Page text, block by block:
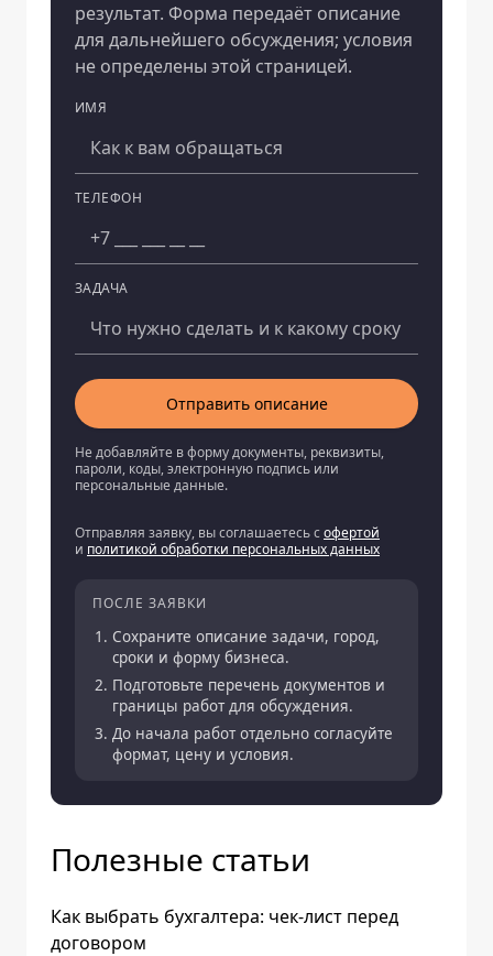
результат. Форма передаёт описание
для дальнейшего обсуждения; условия
не определены этой страницей.
ИМЯ
ТЕЛЕФОН
ЗАДАЧА
Компания
Отправить описание
Не добавляйте в форму документы, реквизиты,
пароли, коды, электронную подпись или
персональные данные.
Отправляя заявку, вы соглашаетесь софертой
и политикой обработки персональных данных
ПОСЛЕ ЗАЯВКИ
Сохраните описание задачи, город,
сроки и форму бизнеса.
Подготовьте перечень документов и
границы работ для обсуждения.
До начала работ отдельно согласуйте
формат, цену и условия.
Полезные статьи
Как выбрать бухгалтера: чек-лист перед
договором